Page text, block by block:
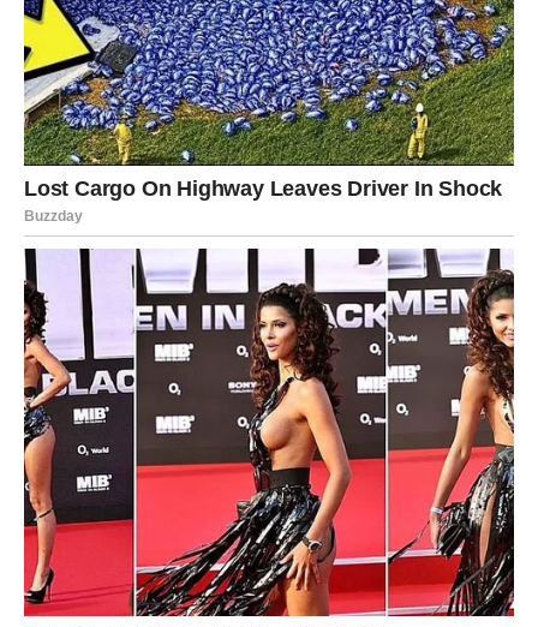
Jarčevi danas dobijaju emotivnu nagradu za strpljenje.
Osoba koju ste čekali konačno pravi korak. Ili vi shvatate
da je vreme da prestanete da čekate.
Ako ste u vezi – danas dolazi do jačanja poverenja.
Ako ste sami – neko vam prilazi sa poštovanjem i
iskrenom namerom.
Danas shvatate da se prave stvari ne forsiraju – one dođu
u pravi čas.
Vodolija
Vodolije danas osećaju nemir jer neko pokušava da im se
približi.